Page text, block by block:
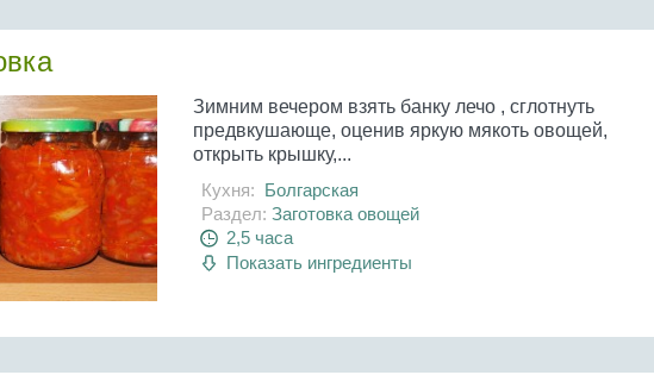
Зимним вечером взять банку лечо , сглотнуть
предвкушающе, оценив яркую мякоть овощей,
открыть крышку,...
Кухня: Болгарская
Раздел: Заготовка овощей
2,5 часа
Показать ингредиенты